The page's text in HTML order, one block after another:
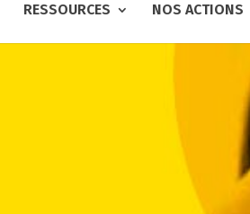
RESSOURCES NOS ACTIONS